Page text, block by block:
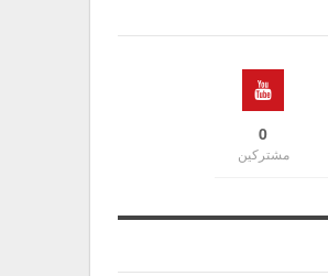
0
مشتركين